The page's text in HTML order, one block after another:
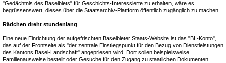
"Gedächtnis des Baselbiets" für Geschichts-Interessierte zu erhalten, wäre es
begrüssenswert, dieses über die Staatsarchiv-Plattform öffentlich zugänglich zu machen.
Rädchen dreht stundenlang
Eine neue Einrichtung der aufgefrischten Baselbieter Staats-Website ist das "BL-Konto",
das auf der Frontseite als "der zentrale Einstiegspunkt für den Bezug von Dienstleistungen
des Kantons Basel-Landschaft" angepriesen wird. Dort sollen beispielsweise
Familienausweise bestellt oder Gesuche für den Zugang zu staatlichen Dokumenten